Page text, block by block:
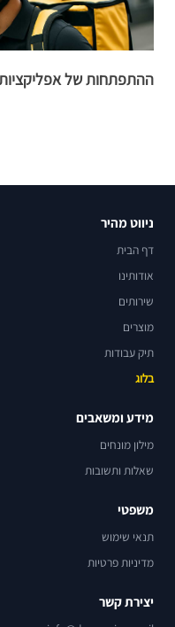
ההתפתחות של
ניווט מהיר
דף הבית
אודותינו
שירותים
מוצרים
תיק עבודות
בלוג
מידע ומשאבים
מילון מונחים
שאלות ותשובות
משפטי
תנאי שימוש
מדיניות פרטיות
יצירת קשר